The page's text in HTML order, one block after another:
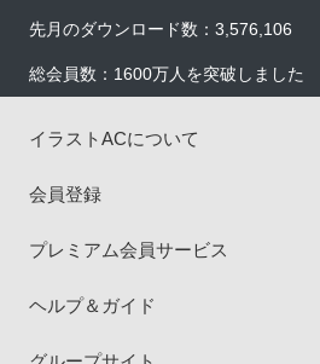
先月のダウンロード数：3,576,106
総会員数：1600万人を突破しました
イラストACについて
会員登録
プレミアム会員サービス
ヘルプ＆ガイド